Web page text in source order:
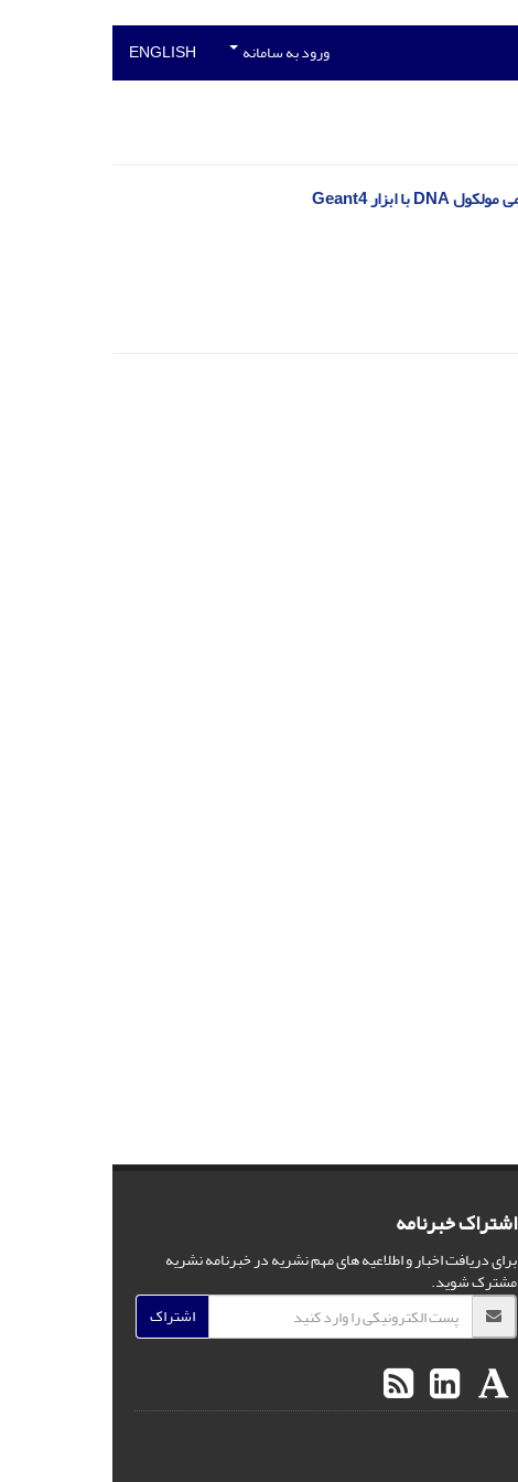
ورود به سامانه ENGLISH
اشتراک خبرنامه
برای دریافت اخبار و اطلاعیه های مهم نشریه در خبرنامه نشریه
مشترک شوید.
اشتراک